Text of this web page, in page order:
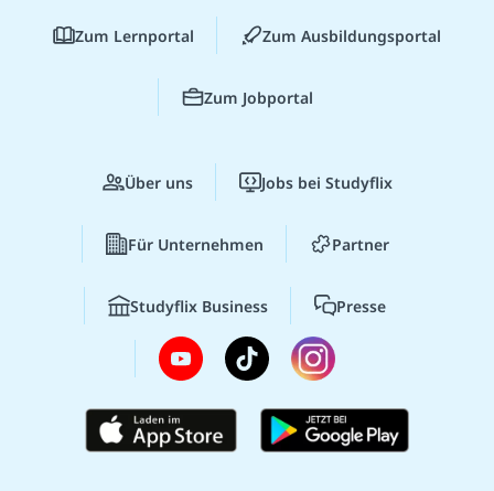
Zum Lernportal Zum Ausbildungsportal
Zum Jobportal
Über uns Jobs bei Studyflix
Für Unternehmen Partner
Studyflix Business Presse